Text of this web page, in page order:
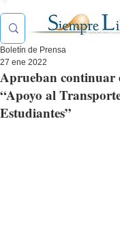
Aprueban continuar
“Apoyo al
Estudiantes”
Boletín de Prensa
27 ene 2022